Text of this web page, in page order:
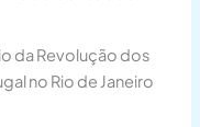
da Revolução dos
no Rio de Janeiro